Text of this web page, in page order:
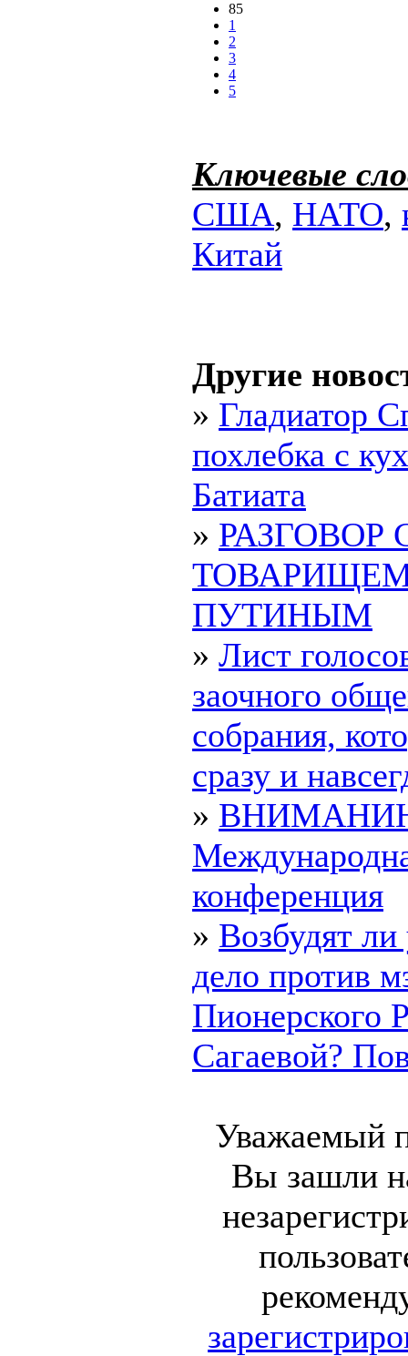
85
1
2
3
4
5
Ключевые
США, НАТО,
Китай
Другие
» Гладиатор
похлебка с
Батиата
» РАЗГОВОР
ПУТИНЫМ
» Лист
заочного
собрания,
сразу и
»
конференция
» Возбудят ли
дело против
Пионерского
Сагаевой?
Уважаемый
Вы зашли